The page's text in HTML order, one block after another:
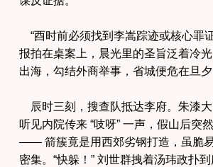
“酉时前必须找到李嵩踪迹或核心罪
报拍在桌案上，晨光里的圣旨泛着冷
出海，勾结外商举事，省城便危在旦夕
辰时三刻，搜查队抵达李府。朱漆
听见内院传来 “吱呀” 一声，假山后突
—— 箭簇竟是用西郊劣钢打造，虽脆
密集。“快躲！” 刘世群拽着汤玮政扑